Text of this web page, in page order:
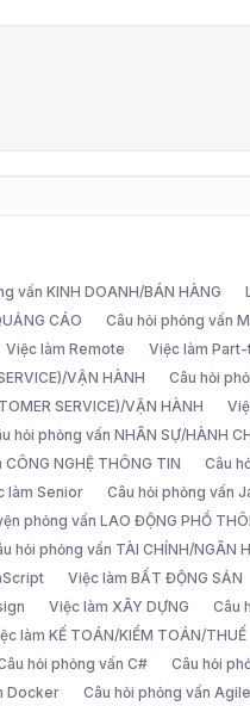
vấn KINH DOANH/BÁN HÀNG
CÁO
Câu hỏi phỏng vấn
Việc làm Remote
Việc làm
VẬN HÀNH
Câu hỏi
SERVICE)/VẬN HÀNH
hỏi phỏng vấn NHÂN SỰ/HÀNH
NGHỆ THÔNG TIN
Câu
làm Senior Câu hỏi phỏng vấn
phỏng vấn LAO ĐỘNG PHỔ
hỏi phỏng vấn TÀI CHÍNH/NGÂN
Việc làm BẤT ĐỘNG SẢN
Việc làm XÂY DỰNG Câu
làm KẾ TOÁN/KIỂM TOÁN/THUẾ
hỏi phỏng vấn C# Câu hỏi
Docker Câu hỏi phỏng vấn Agile